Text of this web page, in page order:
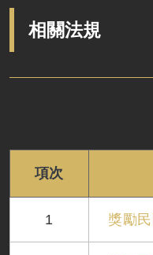
土建工程概述
隧道工程
車站工程
系統機電概述
號誌系統
PAS 2080 打
氣候變遷調
交通部部頒規
鐵道工程
鐵道車站概
鐵道局PAS
現地實務交流
相關法規
項次
1 獎勵